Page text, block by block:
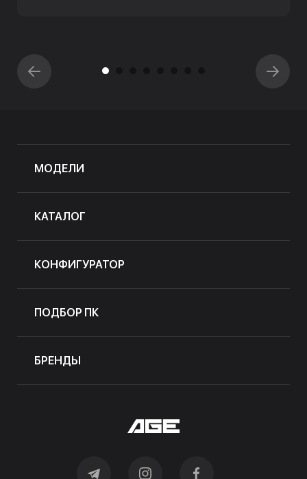
МОДЕЛИ
КАТАЛОГ
КОНФИГУРАТОР
ПОДБОР ПК
БРЕНДЫ